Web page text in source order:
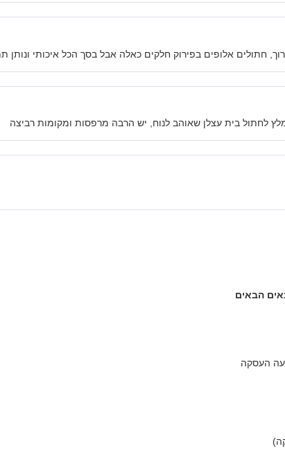
חתולים אלופים בפירוק חלקים כאלה אבל בסך הכל איכותי
לחתול בית עצלן שאוהב לנוח, יש הרבה מרפסות ומקומות רביצה